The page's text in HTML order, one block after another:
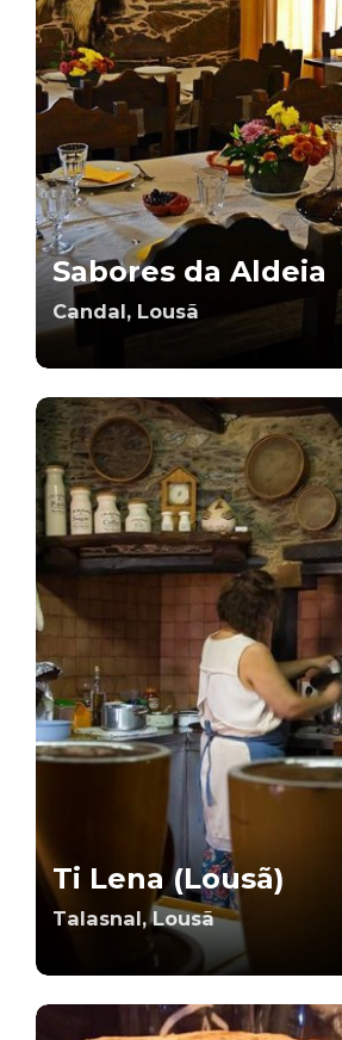
Sabores da Aldeia
Candal, Lousã
Ti Lena (Lousã)
Talasnal, Lousã